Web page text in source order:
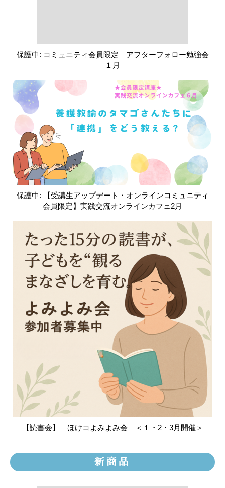
保護中: コミュニティ会員限定 アフターフォロー勉強会
１月
保護中: 【受講生アップデート・オンラインコミュニティ
会員限定】実践交流オンラインカフェ2月
【読書会】 ほけコよみよみ会 ＜１・2・3月開催＞
新商品